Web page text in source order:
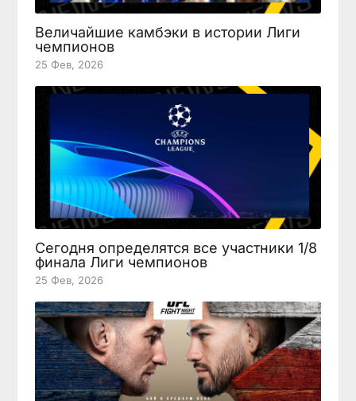
Величайшие камбэки в истории Лиги
чемпионов
25 Фев, 2026
Сегодня определятся все участники 1/8
финала Лиги чемпионов
25 Фев, 2026